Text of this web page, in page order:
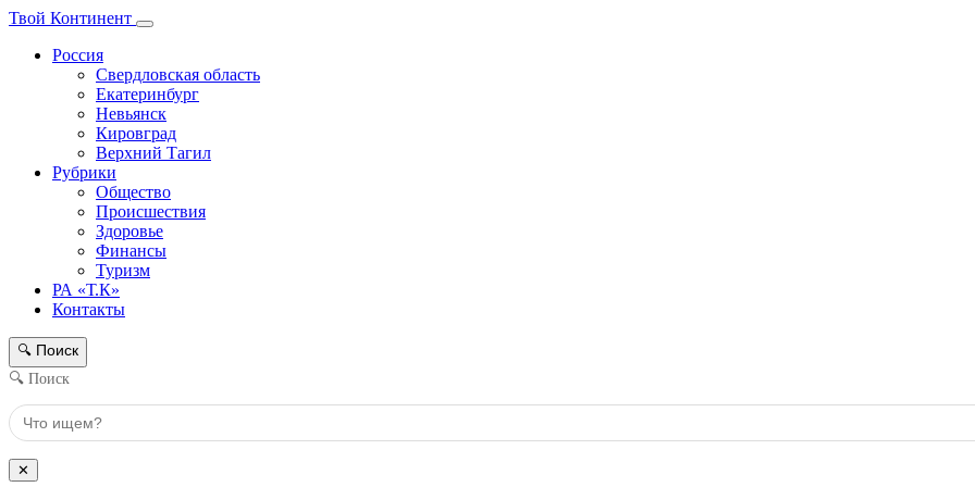
Твой Континент
Россия
Свердловская область
Екатеринбург
Невьянск
Кировград
Верхний Тагил
Рубрики
Общество
Происшествия
Здоровье
Финансы
Туризм
РА «Т.К»
Контакты
🔍 Поиск
🔍 Поиск
✕